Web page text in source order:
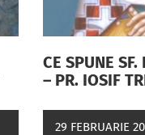
CE SPUNE
– PR. IOSIF
29 FEBRUARIE